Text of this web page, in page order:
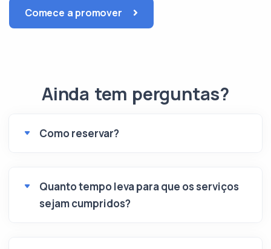
Comece a promover
Ainda tem perguntas?
Como reservar?
Quanto tempo leva para que os serviços
sejam cumpridos?